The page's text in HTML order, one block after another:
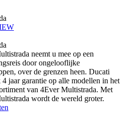
neemt u mee op een
door ongelooflijke
over de grenzen heen. Ducati
jaar garantie op alle modellen in het
van 4Ever Multistrada. Met
wordt de wereld groter.